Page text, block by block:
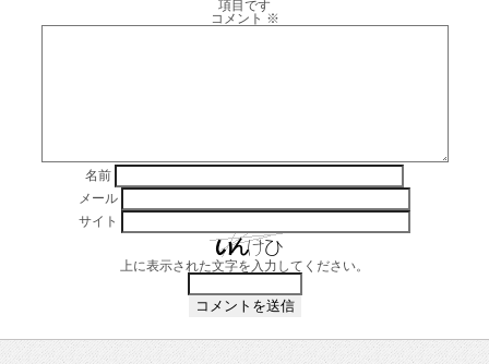
項目です
コメント ※
名前
メール
サイト
上に表示された文字を入力してください。